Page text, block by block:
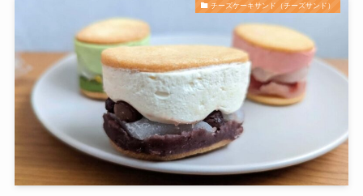
チーズケーキサンド（チーズサンド）